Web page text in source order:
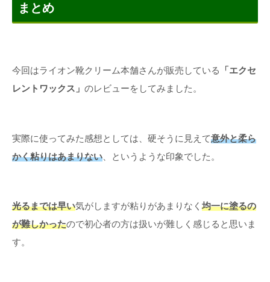
まとめ
今回はライオン靴クリーム本舗さんが販売している
「エクセ
レントワックス」 のレビューをしてみました。
実際に使ってみた感想としては、硬そうに見えて意外と柔ら
かく粘りはあまりない 、というような印象でした。
光るまでは早い気がしますが粘りがあまりなく 均一に塗るの
が難しかったので初心者の方は扱いが難しく感じると思いま
す。